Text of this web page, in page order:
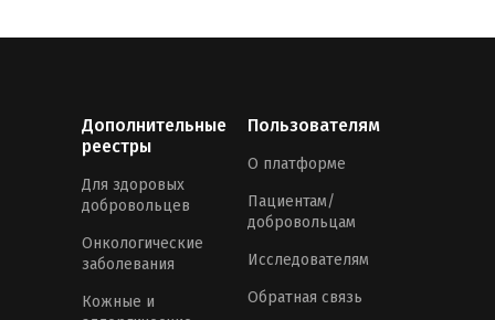
Дополнительные
реестры
Для здоровых
добровольцев
Онкологические
заболевания
Кожные и
Пользователям
О платформе
Пациентам/
добровольцам
Исследователям
Обратная связь